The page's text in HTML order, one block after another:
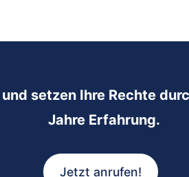
setzen Ihre Rechte
Jahre Erfahrung.
Jetzt anrufen!